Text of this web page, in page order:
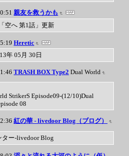
親友を救うかも
空へ 第1話」更新
Heretic
年 05月 30日
TRASH BOX Type2 Dual World
StrikerS Episode09-(12/10)Dual
08
紅の華 - livedoor Blog（ブログ）
ター-livedoor Blog